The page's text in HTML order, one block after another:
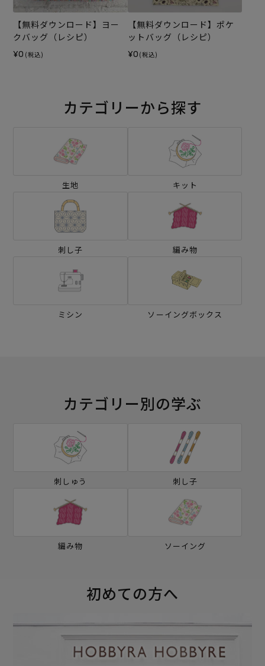
【無料ダウンロード】ヨー
クバッグ（レシピ）
¥0 (税込)
【無料ダウンロード】ポケ
ットバッグ（レシピ）
¥0 (税込)
カテゴリーから探す
生地 キット
刺し子 編み物
ミシン ソーイングボックス
カテゴリー別の学ぶ
刺しゅう 刺し子
編み物 ソーイング
初めての方へ